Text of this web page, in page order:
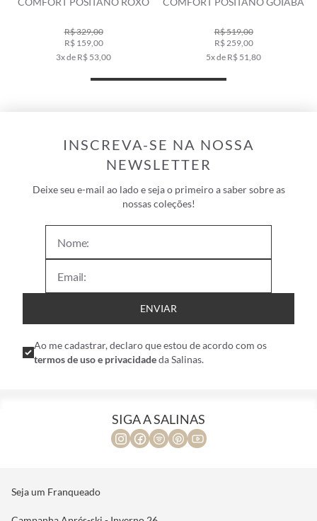
INSCREVA-SE NA NOSSA
NEWSLETTER
Deixe seu e-mail ao lado e seja o primeiro a saber sobre as
nossas coleções!
ENVIAR
Ao me cadastrar, declaro que estou de acordo com os
termos de uso e privacidadeda Salinas.
SIGA A SALINAS
Seja um Franqueado